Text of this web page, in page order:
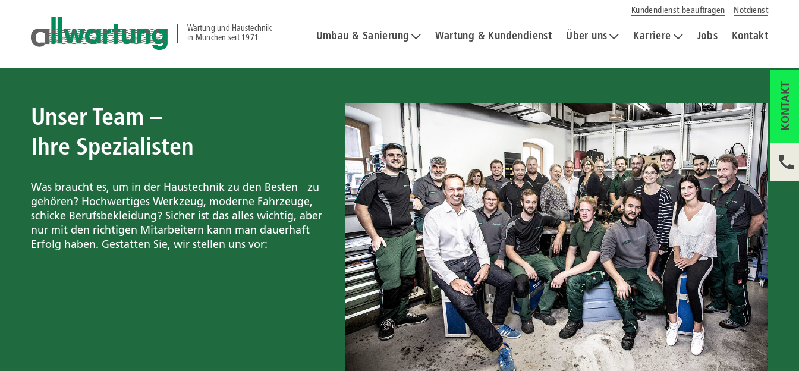
Kundendienst beauftragen Notdienst
Wartung und Haustechnik
in München seit 1971
Umbau & Sanierung Wartung & Kundendienst Über uns Karriere Jobs Kontakt
Unser Team –
Ihre Spezialisten
Was braucht es, um in der Haustechnik zu den Besten zu
gehören? Hochwertiges Werkzeug, moderne Fahrzeuge,
schicke Berufsbekleidung? Sicher ist das alles wichtig, aber
nur mit den richtigen Mitarbeitern kann man dauerhaft
Erfolg haben. Gestatten Sie, wir stellen uns vor:
KONTAKT